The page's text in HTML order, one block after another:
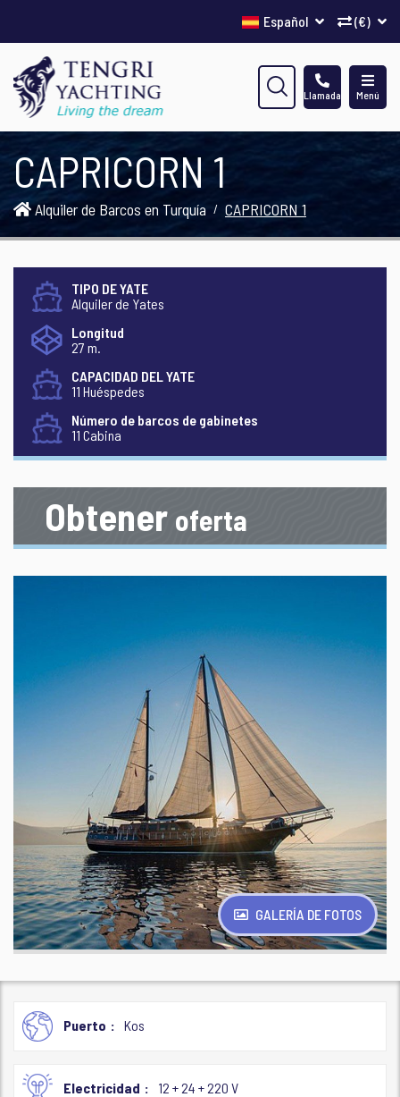
(€)
Español
Menú
Llamada
CAPRICORN 1
Alquiler de Barcos en Turquía CAPRICORN 1
TIPO DE YATE
Alquiler de Yates
Longitud
27 m.
CAPACIDAD DEL YATE
11 Huéspedes
Número de barcos de gabinetes
11 Cabina
Obtener oferta
GALERÍA DE FOTOS
Puerto Kos
Electricidad 12 + 24 + 220 V